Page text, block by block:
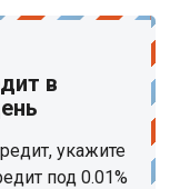
в
укажите
под 0.01%